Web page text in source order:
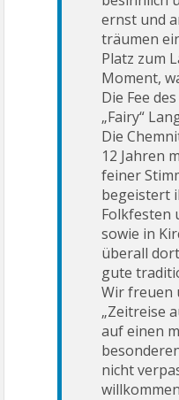
ernst und
träumen
Platz zum
Moment,
Die Fee
„Fairy“
Die
12 Jahren
feiner
begeistert
Folkfesten
sowie in
überall
gute
Wir freuen
„Zeitreise
auf einen
nicht